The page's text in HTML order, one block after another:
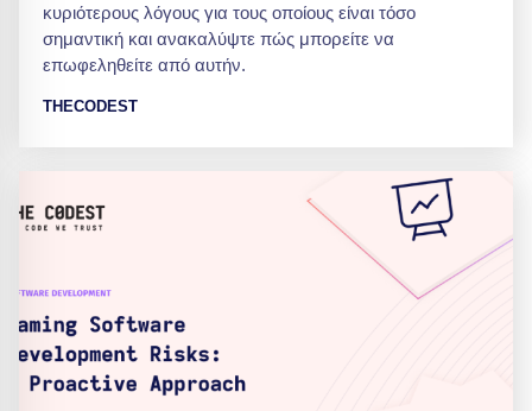
κυριότερους λόγους για τους οποίους είναι τόσο
σημαντική και ανακαλύψτε πώς μπορείτε να
επωφεληθείτε από αυτήν.
THECODEST